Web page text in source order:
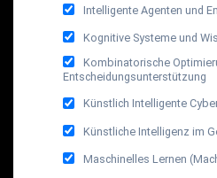
Intelligente Agenten und
Kognitive Systeme und
Kombinatorische
Entscheidungsunterstützung
Künstlich Intelligente
Künstliche Intelligenz im
Maschinelles Lernen